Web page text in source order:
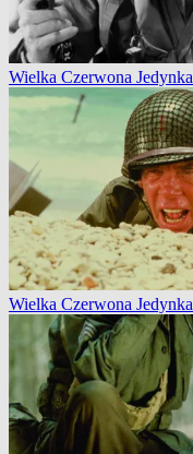
Wielka Czerwona Jedynka
Wielka Czerwona Jedynka